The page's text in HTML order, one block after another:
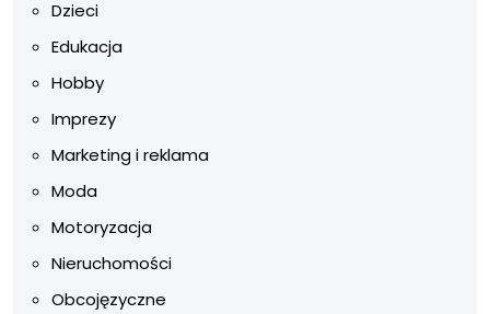
Dzieci
Edukacja
Hobby
Imprezy
Marketing i reklama
Moda
Motoryzacja
Nieruchomości
Obcojęzyczne